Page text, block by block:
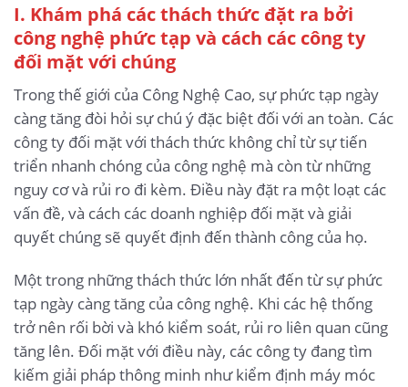
I. Khám phá các thách thức đặt ra bởi
công nghệ phức tạp và cách các công ty
đối mặt với chúng
Trong thế giới của Công Nghệ Cao, sự phức tạp ngày
càng tăng đòi hỏi sự chú ý đặc biệt đối với an toàn. Các
công ty đối mặt với thách thức không chỉ từ sự tiến
triển nhanh chóng của công nghệ mà còn từ những
nguy cơ và rủi ro đi kèm. Điều này đặt ra một loạt các
vấn đề, và cách các doanh nghiệp đối mặt và giải
quyết chúng sẽ quyết định đến thành công của họ.
Một trong những thách thức lớn nhất đến từ sự phức
tạp ngày càng tăng của công nghệ. Khi các hệ thống
trở nên rối bời và khó kiểm soát, rủi ro liên quan cũng
tăng lên. Đối mặt với điều này, các công ty đang tìm
kiếm giải pháp thông minh như kiểm định máy móc